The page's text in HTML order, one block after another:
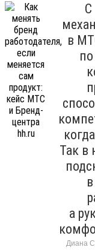
в
Так в
а
Диана